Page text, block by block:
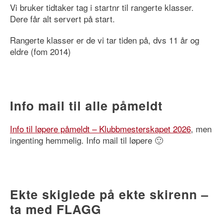
Vi bruker tidtaker tag i startnr til rangerte klasser.
Dere får alt servert på start.
Rangerte klasser er de vi tar tiden på, dvs 11 år og
eldre (fom 2014)
Info mail til alle påmeldt
Info til løpere påmeldt – Klubbmesterskapet 2026, men
ingenting hemmelig. Info mail til løpere 🙂
Ekte skiglede på ekte skirenn –
ta med FLAGG